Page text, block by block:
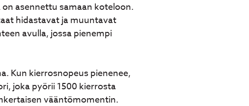
on asennettu samaan koteloon.
hidastavat ja muuntavat
avulla, jossa pienempi
Kun kierrosnopeus pienenee,
joka pyörii 1500 kierrosta
vääntömomentin.